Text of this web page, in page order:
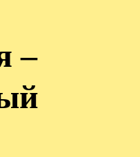
–